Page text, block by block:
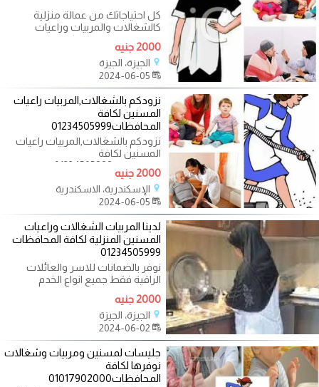
كل احتياجاتك من عمالة منزلية
كالشغالات والمربيات وراعيات
المسنين بنوفره لك بكامل الضمانات
2000 جنيه
الجيزة، الجيزة
نزودكم بالشغالات,المربيات راعيات
المسنين لكافة
المحافظات01234505999
نزودكم بالشغالات,المربيات راعيات
المسنين لكافة
خادمات وشغالات مربيات
2000 جنيه
الإسكندرية، الاسكندرية
لدينا المربيات الشغالات وراعيات
المسنين المنزلية لكافة المحافظات
01234505999
نوفر بالضمانات للاسر والعائلات
الراقية فقط جميع انواع الخدم
والعمالة المنزلية والخادمات
2000 جنيه
الجيزة، الجيزة
جليسات لمسنين ومربيات وشغالات
نوفرها لكافة
المحافظات01017902000